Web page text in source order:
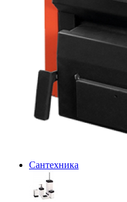
Сантехника